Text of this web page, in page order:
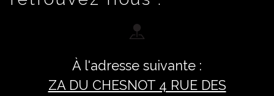
À l'adresse suivante :
ZA DU CHESNOT 4 RUE DES